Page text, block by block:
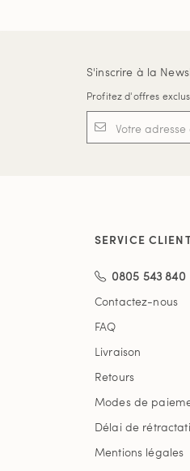
S'inscrire à la
Profitez d'offres
SERVICE
0805 543 840
Contactez-nous
FAQ
Livraison
Retours
Modes de
Délai de
Mentions légales